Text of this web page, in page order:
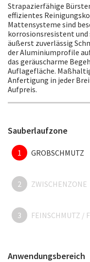
Strapazierfähige
effizientes
Mattensysteme sind
korrosionsresistent
äußerst zuverlässig
der Aluminiumprofile
das geräuscharme
Auflagefläche.
Anfertigung in jeder
Aufpreis.
Sauberlaufzone
1 GROBSCHMUTZ
2 ZWISCHENZONE
3 FEINSCHMUTZ /
Anwendungsbereich